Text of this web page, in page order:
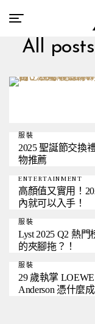
All
服裝
2025 聖誕節交換
物推薦
ENTERTAINMENT
高顏值又實用！
內就可以入手！
服裝
Lyst 2025 Q2 熱
的夾腳拖？！
服裝
29 歲執掌
Anderson 憑什麼